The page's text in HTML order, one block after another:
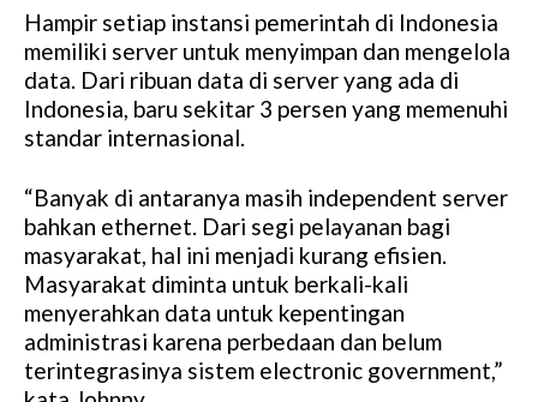
M
u
t
e
Hampir setiap instansi pemerintah di Indonesia
memiliki server untuk menyimpan dan mengelola
data. Dari ribuan data di server yang ada di
Indonesia, baru sekitar 3 persen yang memenuhi
standar internasional.
“Banyak di antaranya masih independent server
bahkan ethernet. Dari segi pelayanan bagi
masyarakat, hal ini menjadi kurang efisien.
Masyarakat diminta untuk berkali-kali
menyerahkan data untuk kepentingan
administrasi karena perbedaan dan belum
terintegrasinya sistem electronic government,”